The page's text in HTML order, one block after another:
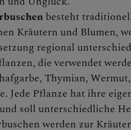
besteht
Kräutern und Blumen,
regional
die verwendet
Thymian,
Jede Pflanze hat ihre
soll unterschiedliche
werden zur